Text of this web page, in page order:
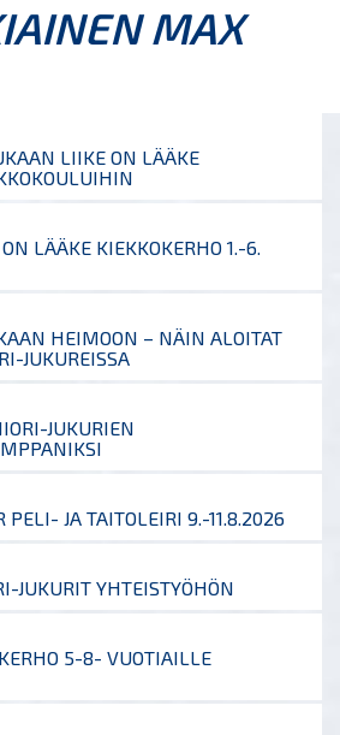
MAX
LIIKE ON LÄÄKE
LÄÄKE KIEKKOKERHO 1.-6.
HEIMOON – NÄIN ALOITAT
JUKUREISSA
JUKURIEN
PELI- JA TAITOLEIRI 9.-11.8.2026
JUKURIT YHTEISTYÖHÖN
5-8- VUOTIAILLE